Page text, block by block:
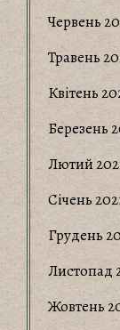
Червень
Травень
Квітень
Березень
Лютий
Січень
Грудень
Листопад
Жовтень